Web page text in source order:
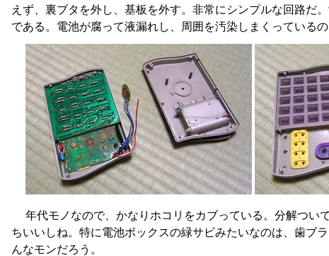
えず、裏ブタを外し、基板を外す。非常にシンプルな回路だ
である。電池が腐って液漏れし、周囲を汚染しまくっている
年代モノなので、かなりホコリをカブっている。分解つい
ちいいしね。特に電池ボックスの緑サビみたいなのは、歯ブ
んなモンだろう。